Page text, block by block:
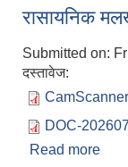
रासायनिक
Submitted on:
दस्तावेज:
DOC-
Read more